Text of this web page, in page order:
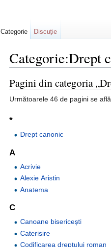
Categorie:Drept
Pagini din categoria
Următoarele 46 de pagini se
*
Drept canonic
A
Acrivie
Alexie Aristin
Anatema
C
Canoane bisericești
Caterisire
Codificarea dreptului roman
Categorie Discuție